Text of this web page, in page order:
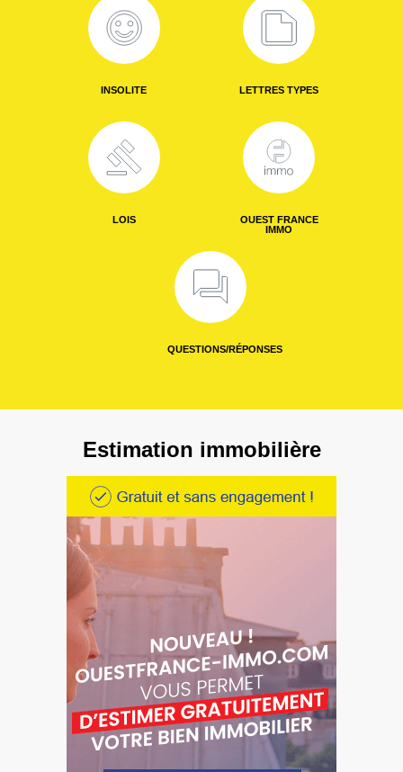
INSOLITE LETTRES TYPES
LOIS
OUEST FRANCE
IMMO
QUESTIONS/RÉPONSES
Estimation immobilière